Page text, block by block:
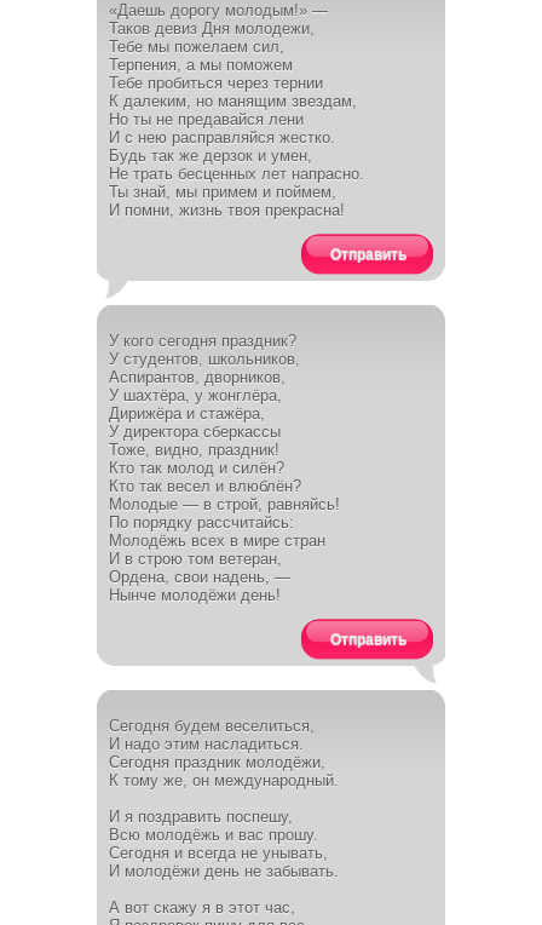
«Даешь дорогу молодым!» —
Таков девиз Дня молодежи,
Тебе мы пожелаем сил,
Терпения, а мы поможем
Тебе пробиться через тернии
К далеким, но манящим звездам,
Но ты не предавайся лени
И с нею расправляйся жестко.
Будь так же дерзок и умен,
Не трать бесценных лет напрасно.
Ты знай, мы примем и поймем,
И помни, жизнь твоя прекрасна!
Отправить
У кого сегодня праздник?
У студентов, школьников,
Аспирантов, дворников,
У шахтёра, у жонглёра,
Дирижёра и стажёра,
У директора сберкассы
Тоже, видно, праздник!
Кто так молод и силён?
Кто так весел и влюблён?
Молодые — в строй, равняйсь!
По порядку рассчитайсь:
Молодёжь всех в мире стран
И в строю том ветеран,
Ордена, свои надень, —
Нынче молодёжи день!
Отправить
Сегодня будем веселиться,
И надо этим насладиться.
Сегодня праздник молодёжи,
К тому же, он международный.
И я поздравить поспешу,
Всю молодёжь и вас прошу.
Сегодня и всегда не унывать,
И молодёжи день не забывать.
А вот скажу я в этот час,